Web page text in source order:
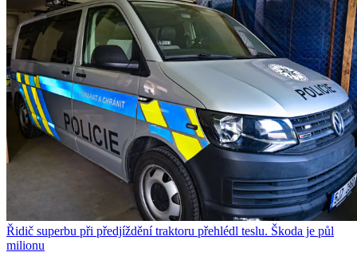
Řidič superbu při předjíždění traktoru přehlédl teslu. Škoda je půl
milionu